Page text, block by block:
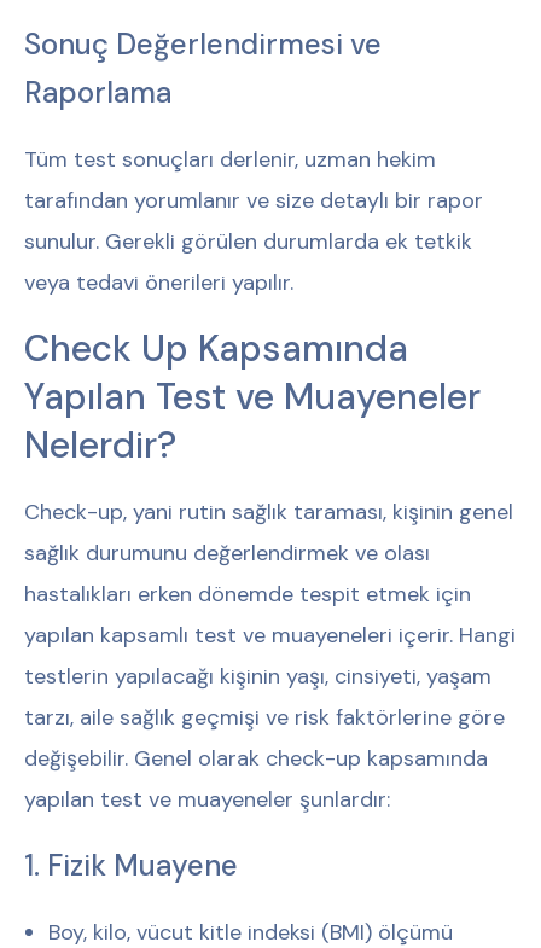
Sonuç Değerlendirmesi ve
Raporlama
Tüm test sonuçları derlenir, uzman hekim
tarafından yorumlanır ve size detaylı bir rapor
sunulur. Gerekli görülen durumlarda ek tetkik
veya tedavi önerileri yapılır.
Check Up Kapsamında
Yapılan Test ve Muayeneler
Nelerdir?
Check-up, yani rutin sağlık taraması, kişinin genel
sağlık durumunu değerlendirmek ve olası
hastalıkları erken dönemde tespit etmek için
yapılan kapsamlı test ve muayeneleri içerir. Hangi
testlerin yapılacağı kişinin yaşı, cinsiyeti, yaşam
tarzı, aile sağlık geçmişi ve risk faktörlerine göre
değişebilir. Genel olarak check-up kapsamında
yapılan test ve muayeneler şunlardır:
1. Fizik Muayene
Boy, kilo, vücut kitle indeksi (BMI) ölçümü